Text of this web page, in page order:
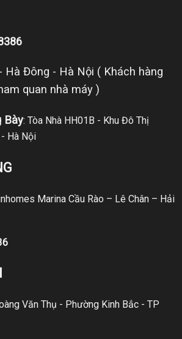
Hà Đông - Hà Nội ( Khách hàng
quan nhà máy )
Bày: Tòa Nhà HH01B - Khu Đô Thị
Hà Nội
Marina Cầu Rào – Lê Chân – Hải
Văn Thụ - Phường Kinh Bắc - TP